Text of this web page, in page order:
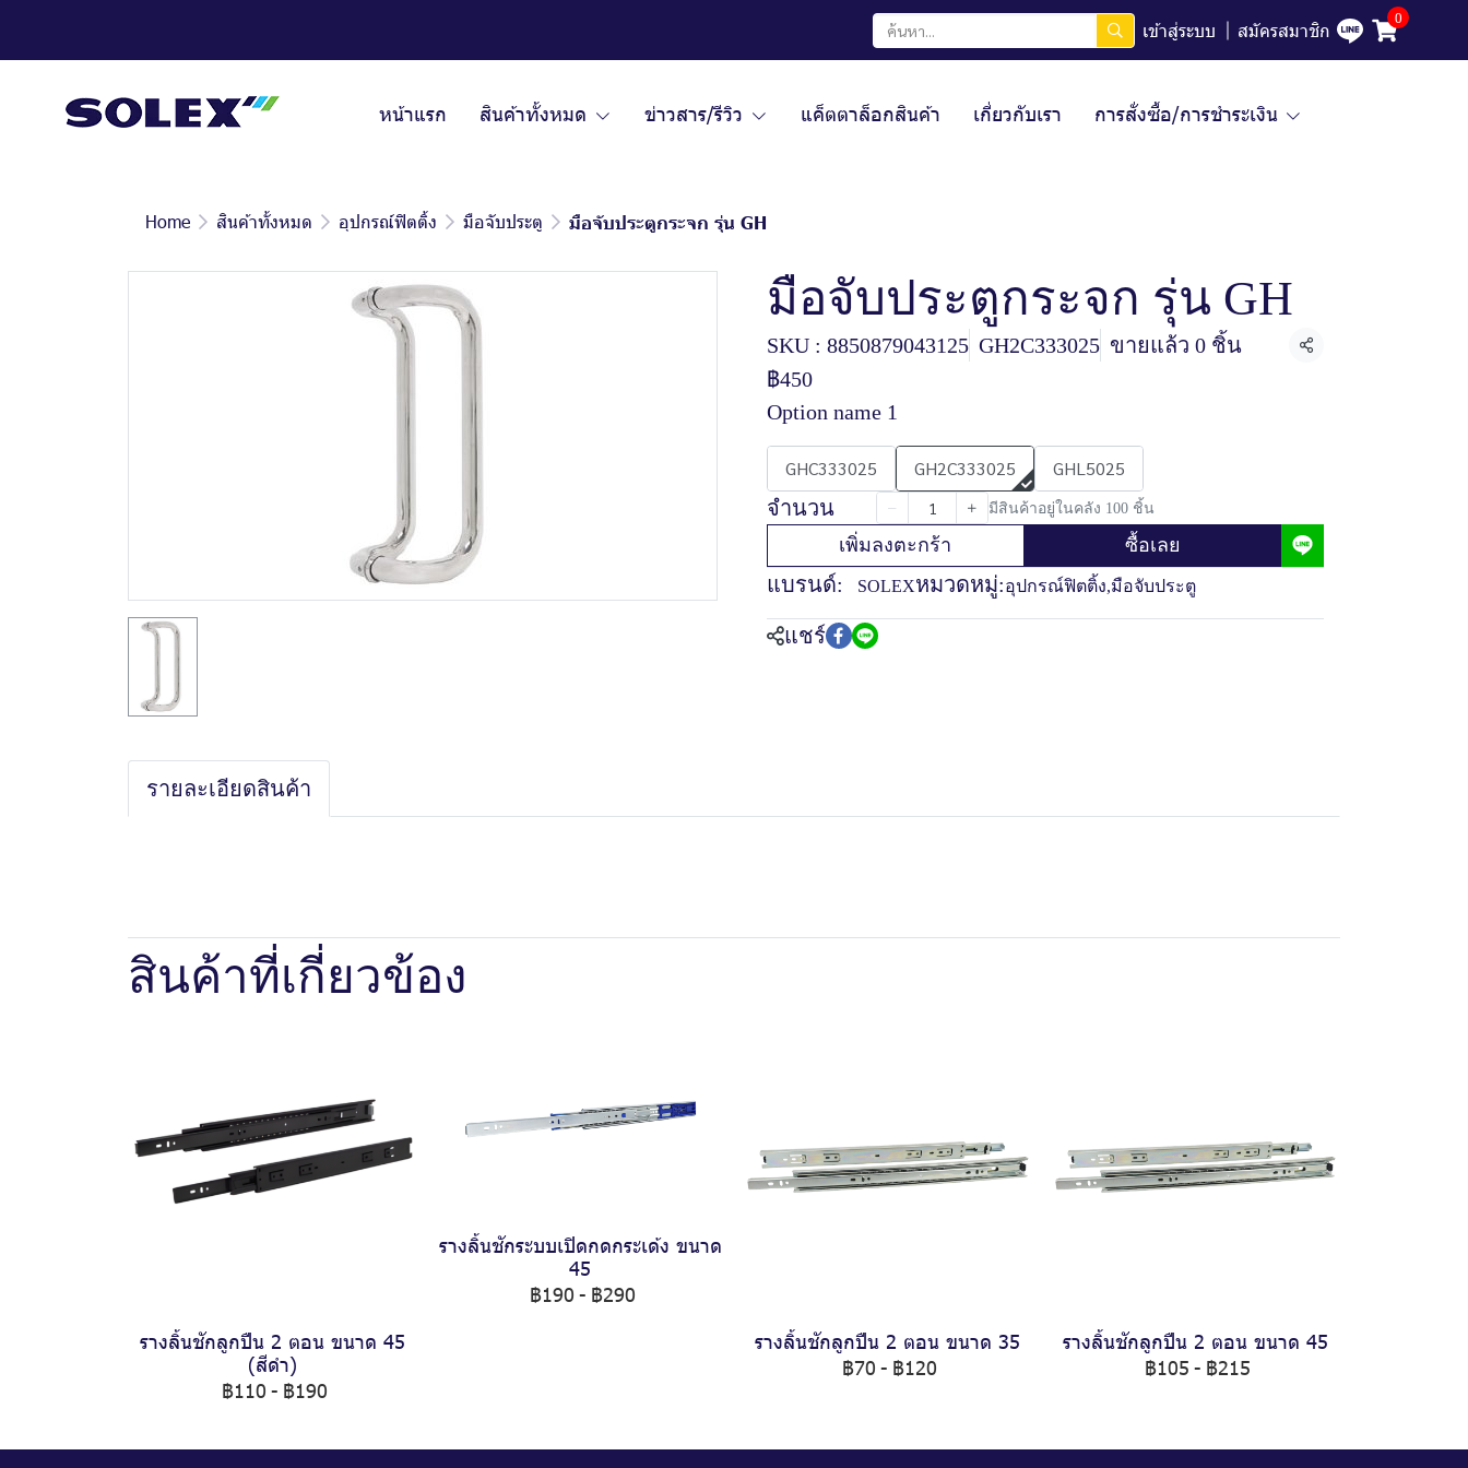
เข้าสู่ระบบ สมัครสมาชิก
0
หน้าแรก สินค้าทั้งหมด ข่าวสาร/รีวิว แค็ตตาล็อกสินค้า เกี่ยวกับเรา การสั่งซื้อ/การชำระเงิน
Home สินค้าทั้งหมด อุปกรณ์ฟิตติ้ง มือจับประตู มือจับประตูกระจก รุ่น GH
มือจับประตูกระจก รุ่น GH
SKU : 8850879043125 GH2C333025 ขายแล้ว 0 ชิ้น แชร์
฿450
Option name 1
GHC333025 GH2C333025 GHL5025
จำนวน มีสินค้าอยู่ในคลัง 100 ชิ้น
เพิ่มลงตะกร้า ซื้อเลย
แบรนด์: SOLEXหมวดหมู่:อุปกรณ์ฟิตติ้ง,มือจับประตู
แชร์
รายละเอียดสินค้า
สินค้าที่เกี่ยวข้อง
รางลิ้นชักลูกปืน 2 ตอน ขนาด 45
(สีดำ)
฿110 - ฿190
รางลิ้นชักระบบเปิดกดกระเด้ง ขนาด
45
฿190 - ฿290
รางลิ้นชักลูกปืน 2 ตอน ขนาด 35
฿70 - ฿120
รางลิ้นชักลูกปืน 2 ตอน ขนาด 45
฿105 - ฿215